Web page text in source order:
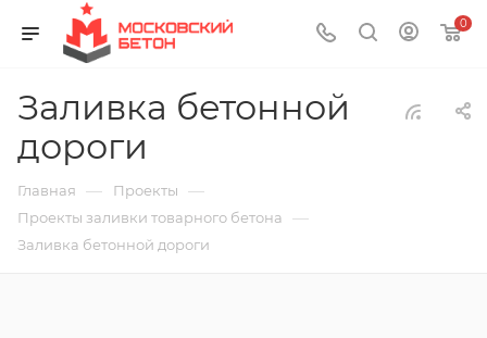
0
Заливка бетонной
дороги
Главная — Проекты —
Проекты заливки товарного бетона —
Заливка бетонной дороги